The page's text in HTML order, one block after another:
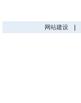
网站建设